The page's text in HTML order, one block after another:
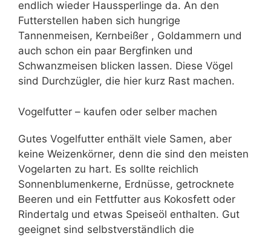
endlich wieder Haussperlinge da. An den
Futterstellen haben sich hungrige
Tannenmeisen, Kernbeißer , Goldammern und
auch schon ein paar Bergfinken und
Schwanzmeisen blicken lassen. Diese Vögel
sind Durchzügler, die hier kurz Rast machen.
Vogelfutter – kaufen oder selber machen
Gutes Vogelfutter enthält viele Samen, aber
keine Weizenkörner, denn die sind den meisten
Vogelarten zu hart. Es sollte reichlich
Sonnenblumenkerne, Erdnüsse, getrocknete
Beeren und ein Fettfutter aus Kokosfett oder
Rindertalg und etwas Speiseöl enthalten. Gut
geeignet sind selbstverständlich die